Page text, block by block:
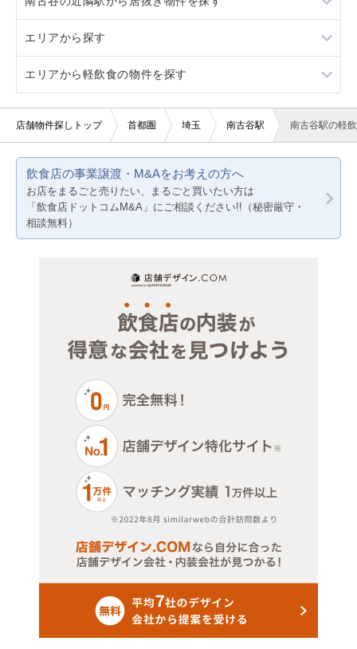
日進
川越
日進
エリアから探す
東京23区
東京都下
千葉
埼玉
エリアから軽飲食の物件を探す
東京23区
神奈川
千葉
店舗物件探しトップ 首都圏 埼玉 南古谷駅 南古谷駅の軽
飲食店の事業譲渡・M&Aをお考えの方へ
お店をまるごと売りたい、まるごと買いたい方は
「飲食店ドットコムM&A」にご相談ください!!（秘密厳守・
相談無料）